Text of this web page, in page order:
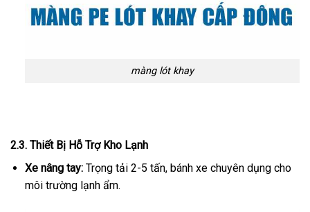
màng lót khay
2.3. Thiết Bị Hỗ Trợ Kho Lạnh
Xe nâng tay:Trọng tải 2-5 tấn, bánh xe chuyên dụng cho
môi trường lạnh ẩm.